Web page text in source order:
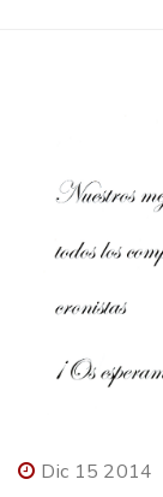
Dic 15 2014